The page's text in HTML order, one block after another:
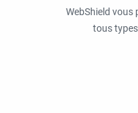
WebShield vous
tous